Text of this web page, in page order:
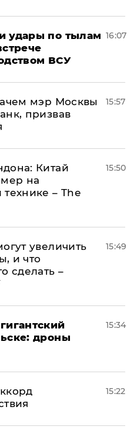
удары по тылам
ВСУ
16:07
мэр Москвы
призвав
15:57
Китай
на
– The
15:50
увеличить
и что
сделать –
15:49
дроны
15:34
15:22